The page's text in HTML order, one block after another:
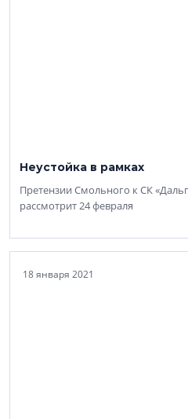
Неустойка в рамках
Претензии Смольного к СК
рассмотрит 24 февраля
18 января 2021